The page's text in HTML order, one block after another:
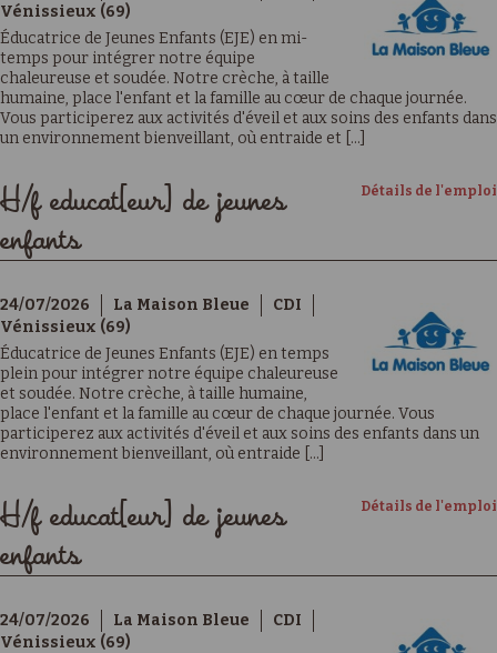
Vénissieux (69)
Éducatrice de Jeunes Enfants (EJE) en mi-
temps pour intégrer notre équipe
chaleureuse et soudée. Notre crèche, à taille
humaine, place l'enfant et la famille au cœur de chaque journée.
Vous participerez aux activités d'éveil et aux soins des enfants dans
un environnement bienveillant, où entraide et [...]
Détails de l'emploi
H/f educat[eur] de jeunes
enfants
24/07/2026 La Maison Bleue
CDI
Vénissieux (69)
Éducatrice de Jeunes Enfants (EJE) en temps
plein pour intégrer notre équipe chaleureuse
et soudée. Notre crèche, à taille humaine,
place l'enfant et la famille au cœur de chaque journée. Vous
participerez aux activités d'éveil et aux soins des enfants dans un
environnement bienveillant, où entraide [...]
Détails de l'emploi
H/f educat[eur] de jeunes
enfants
24/07/2026 La Maison Bleue
CDI
Vénissieux (69)